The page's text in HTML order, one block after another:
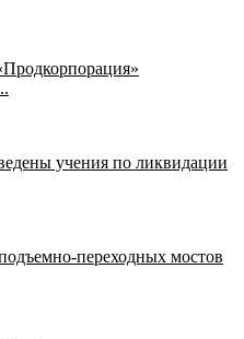
учения по ликвидации
переходных мостов